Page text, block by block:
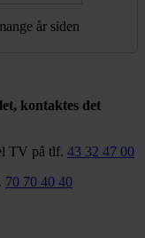
år siden
kontaktes det
TV på tlf. 43 32 47 00
70 70 40 40